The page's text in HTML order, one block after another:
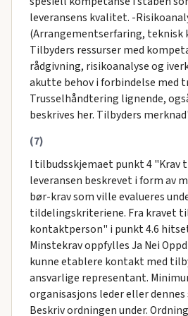
leveransens kvalitet. -
(Arrangementserfaring, teknisk
Tilbyders ressurser med
rådgivning, risikoanalyse og
akutte behov i forbindelse med
Trusselhåndtering lignende,
beskrives her. Tilbyders
(7)
I tilbudsskjemaet punkt 4 "Krav
leveransen beskrevet i form av
bør-krav som ville evalueres
tildelingskriteriene. Fra kravet
kontaktperson" i punkt 4.6
Minstekrav oppfylles Ja Nei
kunne etablere kontakt med
ansvarlige representant.
organisasjons leder eller
Beskriv ordningen under.